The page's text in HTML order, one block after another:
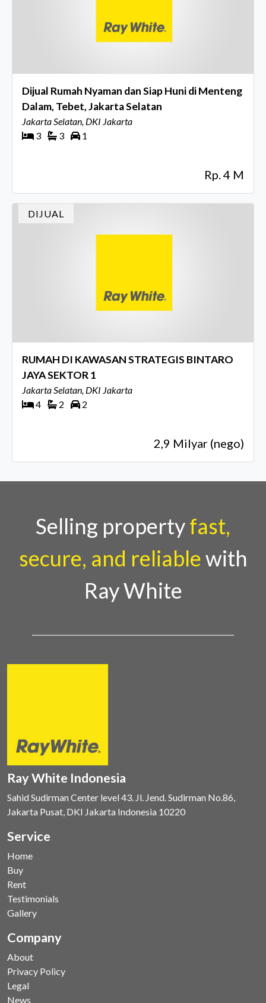
Dijual Rumah Nyaman dan Siap Huni di Menteng
Dalam, Tebet, Jakarta Selatan
Jakarta Selatan, DKI Jakarta
3
3 1
Rp. 4 M
DIJUAL
RUMAH DI KAWASAN STRATEGIS BINTARO
JAYA SEKTOR 1
Jakarta Selatan, DKI Jakarta
4
2 2
2,9 Milyar (nego)
Selling propertyfast,
secure, and reliablewith
Ray White
Ray White Indonesia
Sahid Sudirman Center level 43. Jl. Jend. Sudirman No.86,
Jakarta Pusat, DKI Jakarta Indonesia 10220
Service
Home
Buy
Rent
Testimonials
Gallery
Company
About
Privacy Policy
Legal
News